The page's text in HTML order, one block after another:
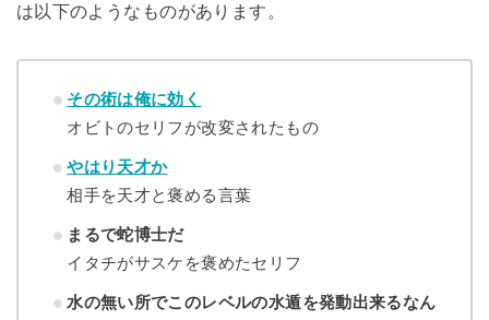
は以下のようなものがあります。
その術は俺に効く
オビトのセリフが改変されたもの
やはり天才か
相手を天才と褒める言葉
まるで蛇博士だ
イタチがサスケを褒めたセリフ
水の無い所でこのレベルの水遁を発動出来るなん